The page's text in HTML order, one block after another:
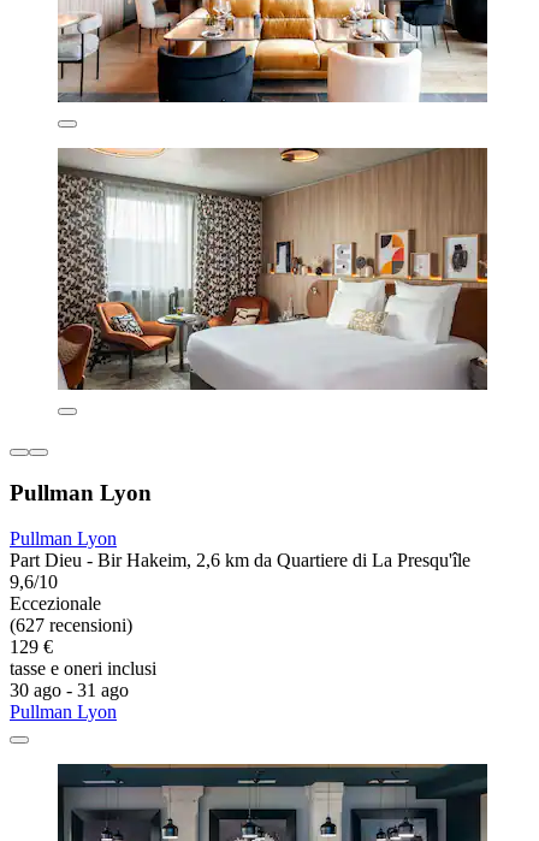
Pullman Lyon
Pullman Lyon
Part Dieu - Bir Hakeim, 2,6 km da Quartiere di La Presqu'île
9,6/10
Eccezionale
(627 recensioni)
129 €
tasse e oneri inclusi
30 ago - 31 ago
Pullman Lyon